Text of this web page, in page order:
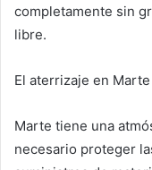
completamente sin
libre.
El aterrizaje en
Marte tiene una
necesario proteger